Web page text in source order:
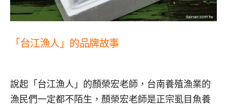
「台江漁人」的品牌故事
說起「台江漁人」的顏榮宏老師，台南養殖漁業的
漁民們一定都不陌生，顏榮宏老師是正宗虱目魚養